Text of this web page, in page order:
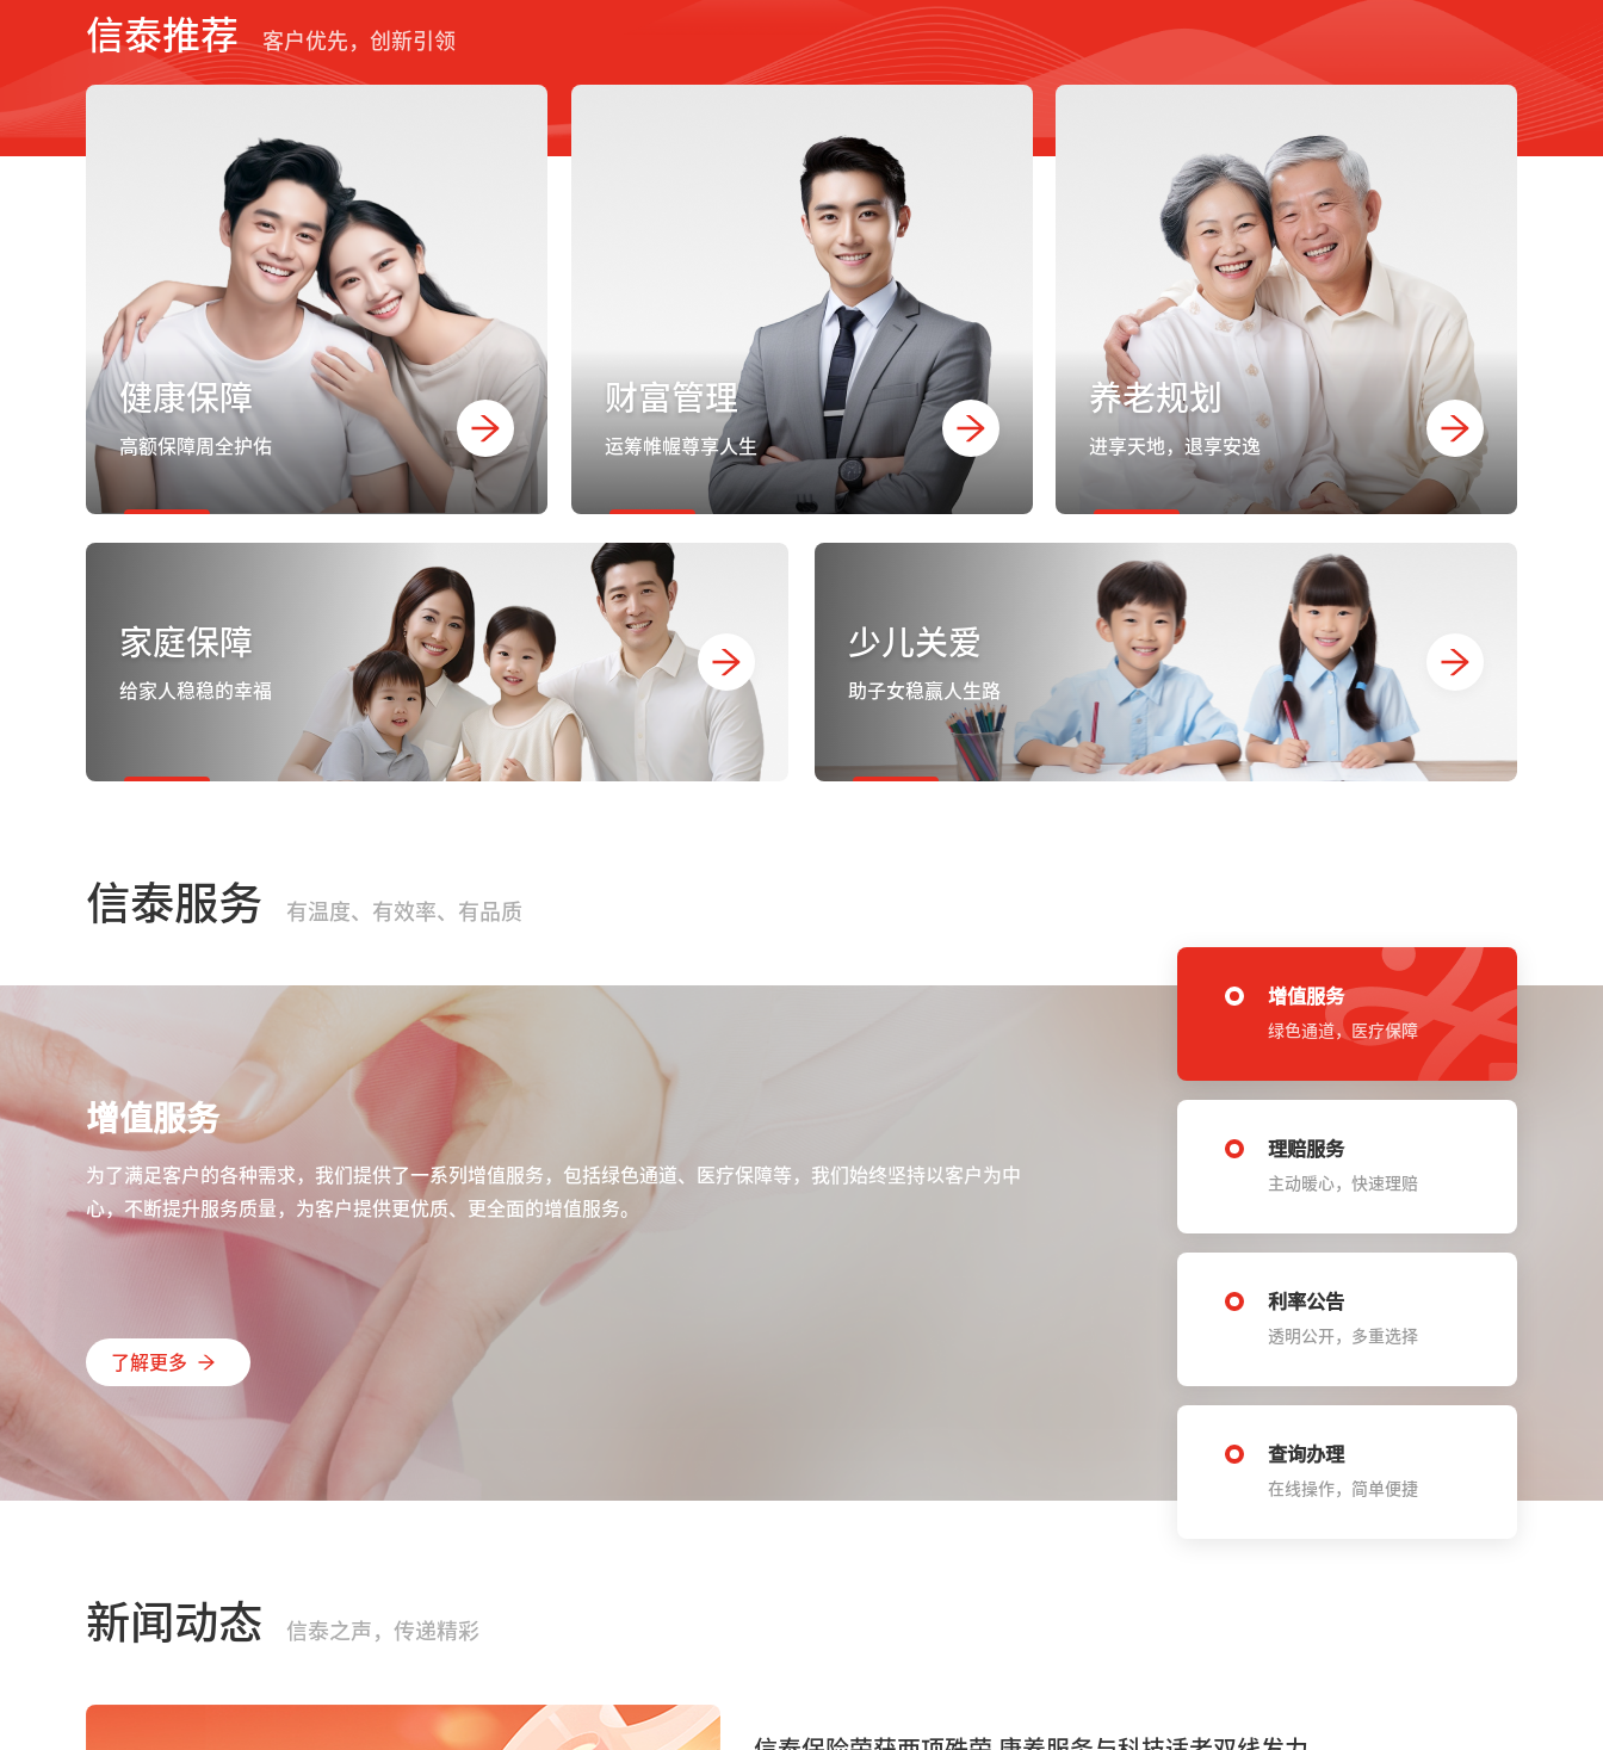
信泰推荐 客户优先，创新引领
健康保障
高额保障周全护佑
财富管理
运筹帷幄尊享人生
养老规划
进享天地，退享安逸
家庭保障
给家人稳稳的幸福
少儿关爱
助子女稳赢人生路
信泰服务 有温度、有效率、有品质
增值服务
为了满足客户的各种需求，我们提供了一系列增值服务，包括绿色通道、医疗保障等，我们始终坚持以客户为中
心，不断提升服务质量，为客户提供更优质、更全面的增值服务。
了解更多
增值服务
绿色通道，医疗保障
理赔服务
主动暖心，快速理赔
利率公告
透明公开，多重选择
查询办理
在线操作，简单便捷
新闻动态 信泰之声，传递精彩